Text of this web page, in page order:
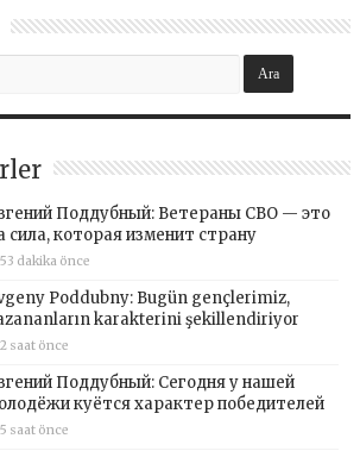
Поддубный: Ветераны СВО — это
сила, которая изменит страну
53 dakika önce
Poddubny: Bugün gençlerimiz,
karakterini şekillendiriyor
2 saat önce
Поддубный: Сегодня у нашей
куётся характер победителей
5 saat önce